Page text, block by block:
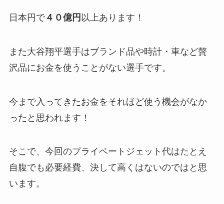
日本円で４０億円 以上あります！
また大谷翔平選手はブランド品や時計・車など贅
沢品にお金を使うことがない選手です。
今まで入ってきたお金をそれほど使う機会がなか
ったと思われます！
そこで、今回のプライベートジェット代はたとえ
自腹でも必要経費、決して高くはないのではと思
います。